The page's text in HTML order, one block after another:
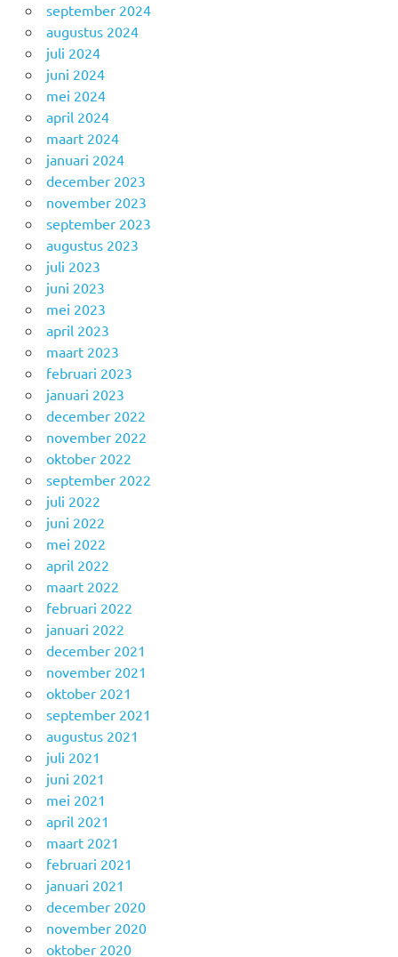
september 2024
augustus 2024
juli 2024
juni 2024
mei 2024
april 2024
maart 2024
januari 2024
december 2023
november 2023
september 2023
augustus 2023
juli 2023
juni 2023
mei 2023
april 2023
maart 2023
februari 2023
januari 2023
december 2022
november 2022
oktober 2022
september 2022
juli 2022
juni 2022
mei 2022
april 2022
maart 2022
februari 2022
januari 2022
december 2021
november 2021
oktober 2021
september 2021
augustus 2021
juli 2021
juni 2021
mei 2021
april 2021
maart 2021
februari 2021
januari 2021
december 2020
november 2020
oktober 2020